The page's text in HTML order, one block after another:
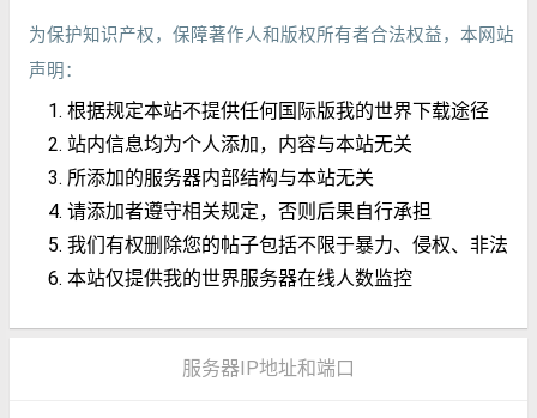
为保护知识产权，保障著作人和版权所有者合法权益，本网站
声明：
根据规定本站不提供任何国际版我的世界下载途径
站内信息均为个人添加，内容与本站无关
所添加的服务器内部结构与本站无关
请添加者遵守相关规定，否则后果自行承担
我们有权删除您的帖子包括不限于暴力、侵权、非法
本站仅提供我的世界服务器在线人数监控
服务器IP地址和端口